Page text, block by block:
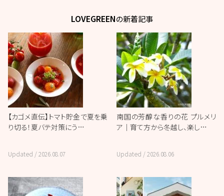
LOVEGREENの新着記事
【カゴメ直伝】トマト貯金で夏を乗
り切る！夏バテ対策にう…
Updated /2026.08.07
南国の芳醇な香りの花 プルメリ
ア｜育て方から冬越し、楽し…
Updated /2026.08.06